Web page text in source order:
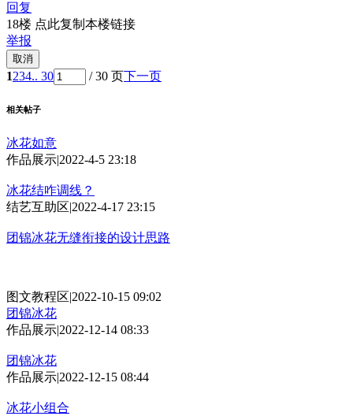
回复
18楼 点此复制本楼链接
举报
取消
1234.. 30 / 30 页下一页
相关帖子
冰花如意
作品展示|2022-4-5 23:18
冰花结咋调线？
结艺互助区|2022-4-17 23:15
团锦冰花无缝衔接的设计思路
图文教程区|2022-10-15 09:02
团锦冰花
作品展示|2022-12-14 08:33
团锦冰花
作品展示|2022-12-15 08:44
冰花小组合